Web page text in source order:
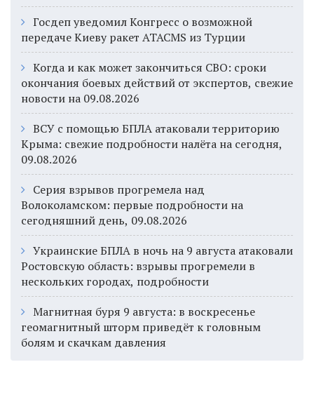
Госдеп уведомил Конгресс о возможной
передаче Киеву ракет ATACMS из Турции
Когда и как может закончиться СВО: сроки
окончания боевых действий от экспертов, свежие
новости на 09.08.2026
ВСУ с помощью БПЛА атаковали территорию
Крыма: свежие подробности налёта на сегодня,
09.08.2026
Серия взрывов прогремела над
Волоколамском: первые подробности на
сегодняшний день, 09.08.2026
Украинские БПЛА в ночь на 9 августа атаковали
Ростовскую область: взрывы прогремели в
нескольких городах, подробности
Магнитная буря 9 августа: в воскресенье
геомагнитный шторм приведёт к головным
болям и скачкам давления